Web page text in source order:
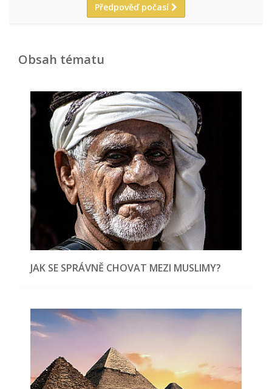
Předpověď počasí
Obsah tématu
JAK SE SPRÁVNĚ CHOVAT MEZI MUSLIMY?